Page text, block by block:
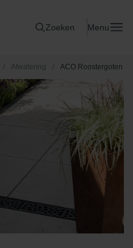
Zoeken Menu
/ Afwatering / ACO Roostergoten